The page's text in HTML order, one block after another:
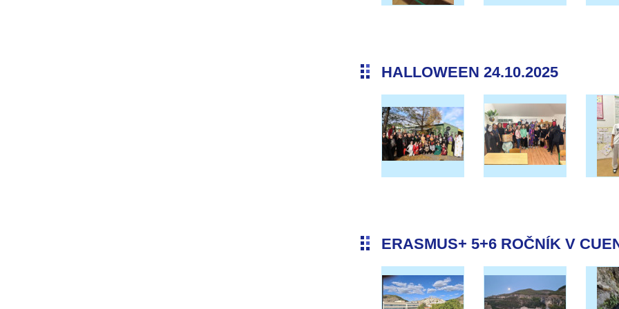
HALLOWEEN 24.10.2025
ERASMUS+ 5+6 ROČNÍK V